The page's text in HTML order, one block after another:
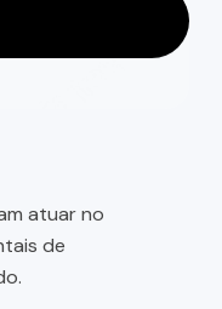
atuar no
de